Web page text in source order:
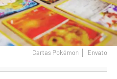
Cartas Pokémon Envato